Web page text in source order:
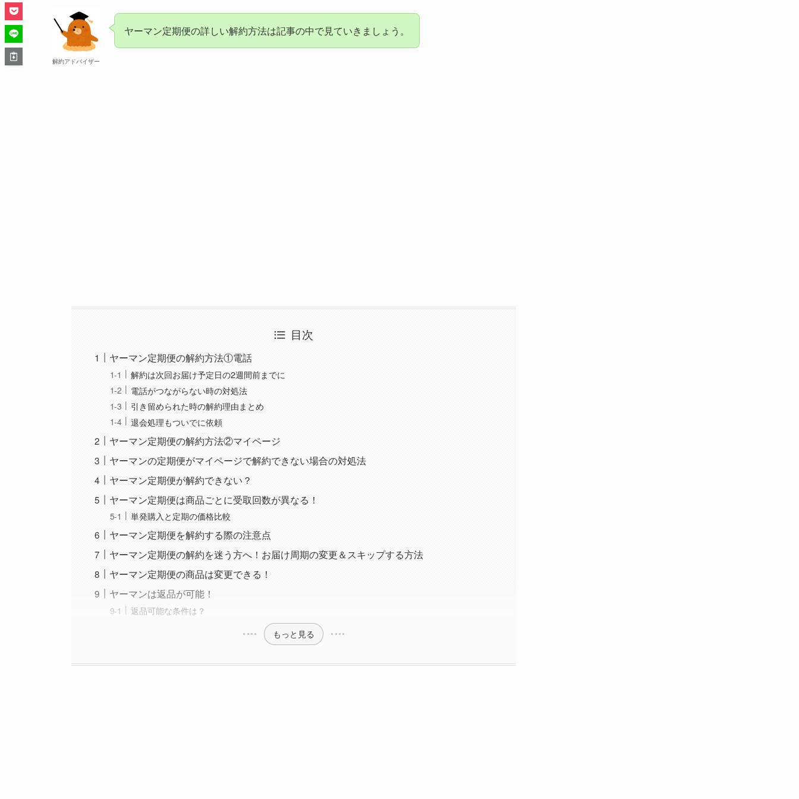
解約アドバイザー
ヤーマン定期便の詳しい解約方法は記事の中で見ていきましょう。
目次
ヤーマン定期便の解約方法①電話
解約は次回お届け予定日の2週間前までに
電話がつながらない時の対処法
引き留められた時の解約理由まとめ
退会処理もついでに依頼
ヤーマン定期便の解約方法②マイページ
ヤーマンの定期便がマイページで解約できない場合の対処法
ヤーマン定期便が解約できない？
ヤーマン定期便は商品ごとに受取回数が異なる！
単発購入と定期の価格比較
ヤーマン定期便を解約する際の注意点
ヤーマン定期便の解約を迷う方へ！お届け周期の変更＆スキップする方法
ヤーマン定期便の商品は変更できる！
ヤーマンは返品が可能！
返品可能な条件は？
もっと見る